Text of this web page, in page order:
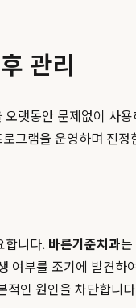
관리
랫동안 문제없이 사
그램을 운영하며 진정
합니다. 바른기준치과
부를 조기에 발견
적인 원인을 차단합니